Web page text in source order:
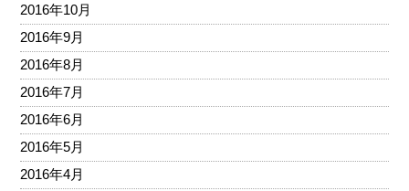
2016年10月
2016年9月
2016年8月
2016年7月
2016年6月
2016年5月
2016年4月